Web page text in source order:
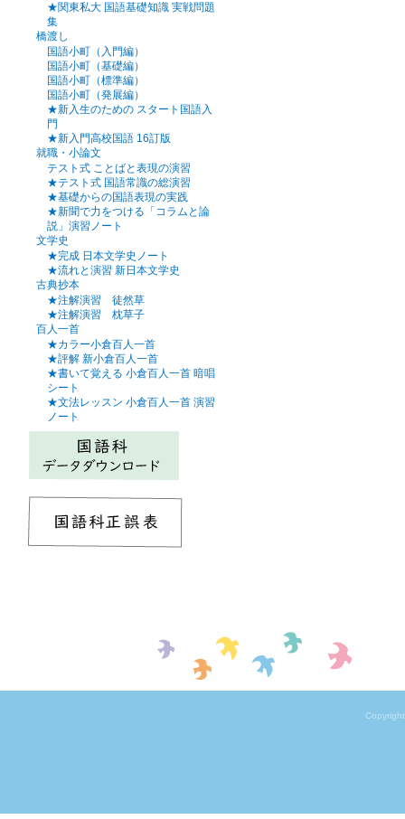
★関東私大 国語基礎知識 実戦問題
集
橋渡し
国語小町（入門編）
国語小町（基礎編）
国語小町（標準編）
国語小町（発展編）
★新入生のための スタート国語入
門
★新入門高校国語 16訂版
就職・小論文
テスト式 ことばと表現の演習
★テスト式 国語常識の総演習
★基礎からの国語表現の実践
★新聞で力をつける「コラムと論
説」演習ノート
文学史
★完成 日本文学史ノート
★流れと演習 新日本文学史
古典抄本
★注解演習 徒然草
★注解演習 枕草子
百人一首
★カラー小倉百人一首
★評解 新小倉百人一首
★書いて覚える 小倉百人一首 暗唱
シート
★文法レッスン 小倉百人一首 演習
ノート